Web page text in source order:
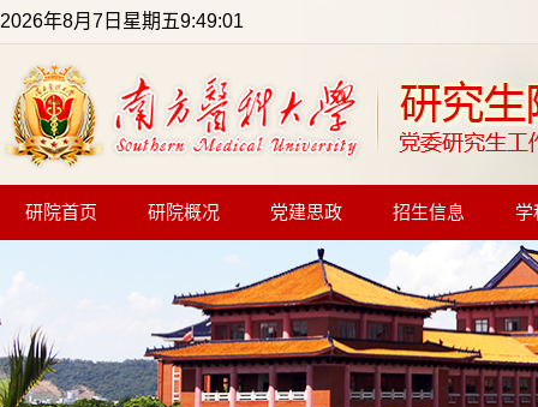
2026年8月7日星期五9:49:02
研院首页 研院概况 党建思政 招生信息 学